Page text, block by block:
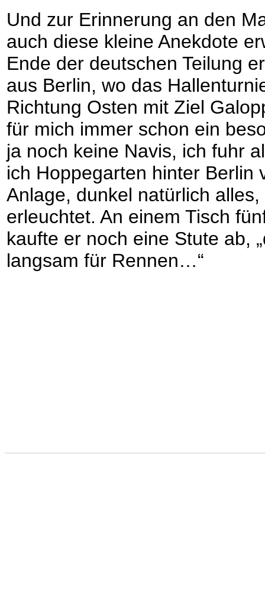
Und zur Erinnerung an den
auch diese kleine Anekdote
Ende der deutschen Teilung
aus Berlin, wo das
Richtung Osten mit Ziel
für mich immer schon ein
ja noch keine Navis, ich fuhr
ich Hoppegarten hinter Berlin
Anlage, dunkel natürlich
erleuchtet. An einem Tisch
kaufte er noch eine Stute ab,
langsam für Rennen…“